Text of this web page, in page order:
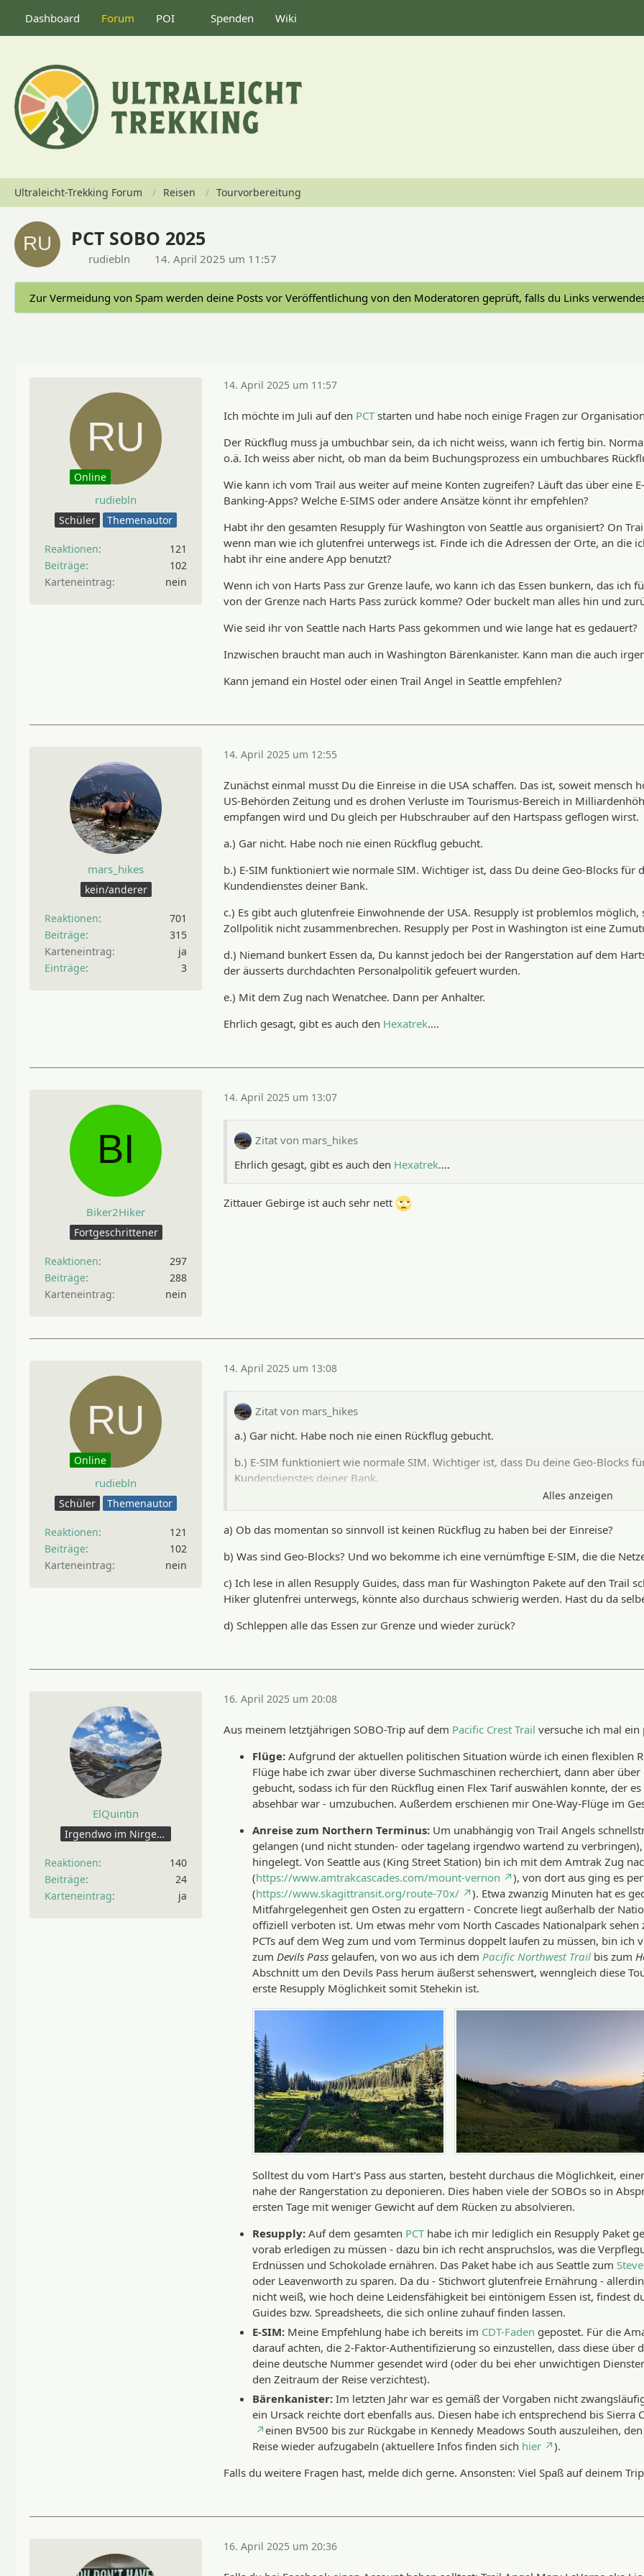
Dashboard Forum POI Spenden Wiki
Ultraleicht-Trekking Forum Reisen Tourvorbereitung
PCT SOBO 2025
rudiebln 14. April 2025 um 11:57
Zur Vermeidung von Spam werden deine Posts vor Veröffentlichung von den Moderatoren geprüft, falls du Links
Online
rudiebln
Schüler Themenautor
Reaktionen
121
Beiträge
102
Karteneintrag
nein
14. April 2025 um 11:57
Ich möchte im Juli auf den PCTstarten und habe noch einige Fragen zur
Der Rückflug muss ja umbuchbar sein, da ich nicht weiss, wann ich fertig bin.
o.ä. Ich weiss aber nicht, ob man da beim Buchungsprozess ein umbuchbares
Wie kann ich vom Trail aus weiter auf meine Konten zugreifen? Läuft das über
Banking-Apps? Welche E-SIMS oder andere Ansätze könnt ihr empfehlen?
Habt ihr den gesamten Resupply für Washington von Seattle aus organisiert? On
wenn man wie ich glutenfrei unterwegs ist. Finde ich die Adressen der Orte, an die
habt ihr eine andere App benutzt?
Wenn ich von Harts Pass zur Grenze laufe, wo kann ich das Essen bunkern, das ich
von der Grenze nach Harts Pass zurück komme? Oder buckelt man alles hin und
Wie seid ihr von Seattle nach Harts Pass gekommen und wie lange hat es gedauert?
Inzwischen braucht man auch in Washington Bärenkanister. Kann man die auch
Kann jemand ein Hostel oder einen Trail Angel in Seattle empfehlen?
mars_hikes
kein/anderer
Reaktionen
701
Beiträge
315
Karteneintrag
ja
Einträge
3
14. April 2025 um 12:55
Zunächst einmal musst Du die Einreise in die USA schaffen. Das ist, soweit
US-Behörden Zeitung und es drohen Verluste im Tourismus-Bereich in
empfangen wird und Du gleich per Hubschrauber auf den Hartspass geflogen wirst.
a.) Gar nicht. Habe noch nie einen Rückflug gebucht.
b.) E-SIM funktioniert wie normale SIM. Wichtiger ist, dass Du deine Geo-Blocks
Kundendienstes deiner Bank.
c.) Es gibt auch glutenfreie Einwohnende der USA. Resupply ist problemlos
Zollpolitik nicht zusammenbrechen. Resupply per Post in Washington ist eine
d.) Niemand bunkert Essen da, Du kannst jedoch bei der Rangerstation auf dem
der äusserts durchdachten Personalpolitik gefeuert wurden.
e.) Mit dem Zug nach Wenatchee. Dann per Anhalter.
Ehrlich gesagt, gibt es auch den Hexatrek....
Biker2Hiker
Fortgeschrittener
Reaktionen
297
Beiträge
288
Karteneintrag
nein
14. April 2025 um 13:07
Zitat von mars_hikes
Ehrlich gesagt, gibt es auch den Hexatrek....
Zittauer Gebirge ist auch sehr nett
Online
rudiebln
Schüler Themenautor
Reaktionen
121
Beiträge
102
Karteneintrag
nein
14. April 2025 um 13:08
Zitat von mars_hikes
a.) Gar nicht. Habe noch nie einen Rückflug gebucht.
b.) E-SIM funktioniert wie normale SIM. Wichtiger ist, dass Du deine Geo-Blocks
Kundendienstes deiner Bank.
c.) Es gibt auch glutenfreie Einwohnende der USA. Resupply ist problemlos
wegen der äusserts durchdachten Personalpolitik gefeuert wurden.
e.) Mit dem Zug nach Wenatchee. Dann per Anhalter.
Alles anzeigen
a) Ob das momentan so sinnvoll ist keinen Rückflug zu haben bei der Einreise?
b) Was sind Geo-Blocks? Und wo bekomme ich eine vernümftige E-SIM, die die
c) Ich lese in allen Resupply Guides, dass man für Washington Pakete auf den Trail
Hiker glutenfrei unterwegs, könnte also durchaus schwierig werden. Hast du da
d) Schleppen alle das Essen zur Grenze und wieder zurück?
ElQuintin
Irgendwo im Nirgendwo.
Reaktionen
140
Beiträge
24
Karteneintrag
ja
16. April 2025 um 20:08
Aus meinem letztjährigen SOBO-Trip auf dem Pacific Crest Trail versuche ich mal ein
Flüge: Aufgrund der aktuellen politischen Situation würde ich einen flexiblen
Flüge habe ich zwar über diverse Suchmaschinen recherchiert, dann aber
gebucht, sodass ich für den Rückflug einen Flex Tarif auswählen konnte, der
absehbar war - umzubuchen. Außerdem erschienen mir One-Way-Flüge im
Anreise zum Northern Terminus: Um unabhängig von Trail Angels
gelangen (und nicht stunden- oder tagelang irgendwo wartend zu
hingelegt. Von Seattle aus (King Street Station) bin ich mit dem Amtrak Zug
(https://www.amtrakcascades.com/mount-vernon
), von dort aus ging es
(https://www.skagittransit.org/route-70x/
). Etwa zwanzig Minuten hat es
Mitfahrgelegenheit gen Osten zu ergattern - Concrete liegt außerhalb der
offiziell verboten ist. Um etwas mehr vom North Cascades Nationalpark
PCTs auf dem Weg zum und vom Terminus doppelt laufen zu müssen, bin ich
zum Devils Pass gelaufen, von wo aus ich dem Pacific Northwest Trail bis zum
Abschnitt um den Devils Pass herum äußerst sehenswert, wenngleich diese
erste Resupply Möglichkeit somit Stehekin ist.
Solltest du vom Hart's Pass aus starten, besteht durchaus die Möglichkeit,
nahe der Rangerstation zu deponieren. Dies haben viele der SOBOs so in
ersten Tage mit weniger Gewicht auf dem Rücken zu absolvieren.
Resupply: Auf dem gesamten PCThabe ich mir lediglich ein Resupply Paket
vorab erledigen zu müssen - dazu bin ich recht anspruchslos, was die
Erdnüssen und Schokolade ernähren. Das Paket habe ich aus Seattle zum
oder Leavenworth zu sparen. Da du - Stichwort glutenfreie Ernährung -
nicht weiß, wie hoch deine Leidensfähigkeit bei eintönigem Essen ist, findest
Guides bzw. Spreadsheets, die sich online zuhauf finden lassen.
E-SIM: Meine Empfehlung habe ich bereits im CDT-Faden gepostet. Für die
darauf achten, die 2-Faktor-Authentifizierung so einzustellen, dass diese über
deine deutsche Nummer gesendet wird (oder du bei eher unwichtigen
den Zeitraum der Reise verzichtest).
Bärenkanister: Im letzten Jahr war es gemäß der Vorgaben nicht
ein Ursack reichte dort ebenfalls aus. Diesen habe ich entsprechend bis
einen BV500 bis zur Rückgabe in Kennedy Meadows South auszuleihen,
Reise wieder aufzugabeln (aktuellere Infos finden sich hier
).
Falls du weitere Fragen hast, melde dich gerne. Ansonsten: Viel Spaß auf deinem
16. April 2025 um 20:36